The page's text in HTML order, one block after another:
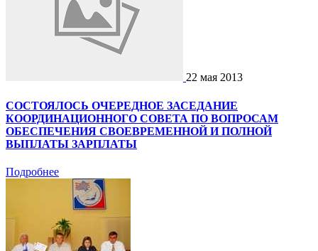
22 мая 2013
СОСТОЯЛОСЬ ОЧЕРЕДНОЕ ЗАСЕДАНИЕ
КООРДИНАЦИОННОГО СОВЕТА ПО ВОПРОСАМ
ОБЕСПЕЧЕНИЯ СВОЕВРЕМЕННОЙ И ПОЛНОЙ
ВЫПЛАТЫ ЗАРПЛАТЫ
Подробнее